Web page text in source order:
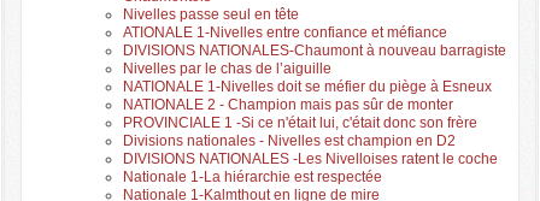
Nivelles passe seul en tête
ATIONALE 1-Nivelles entre confiance et méfiance
DIVISIONS NATIONALES-Chaumont à nouveau barragiste
Nivelles par le chas de l’aiguille
NATIONALE 1-Nivelles doit se méfier du piège à Esneux
NATIONALE 2 - Champion mais pas sûr de monter
PROVINCIALE 1 -Si ce n'était lui, c'était donc son frère
Divisions nationales - Nivelles est champion en D2
DIVISIONS NATIONALES -Les Nivelloises ratent le coche
Nationale 1-La hiérarchie est respectée
Nationale 1-Kalmthout en ligne de mire